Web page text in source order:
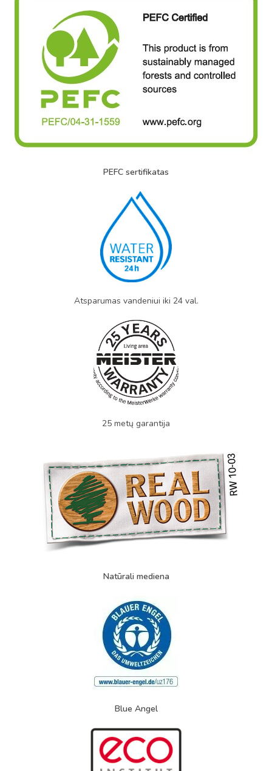
PEFC sertifikatas
Atsparumas vandeniui iki 24 val.
25 metų garantija
Natūrali mediena
Blue Angel